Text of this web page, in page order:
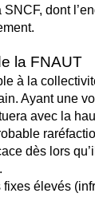
dont
la FNAUT
à la
Ayant une
avec la
dès lors
élevés